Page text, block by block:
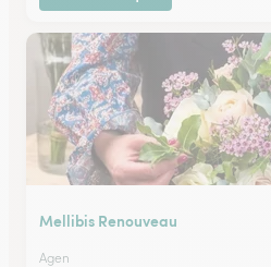
Mellibis Renouveau
Agen